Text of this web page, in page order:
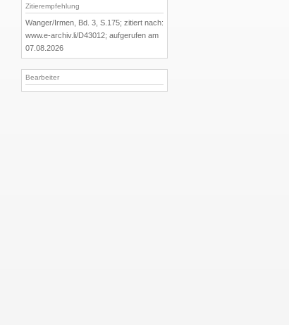
Zitierempfehlung
Wanger/Irmen, Bd. 3, S.175; zitiert nach:
www.e-archiv.li/D43012; aufgerufen am
07.08.2026
Bearbeiter